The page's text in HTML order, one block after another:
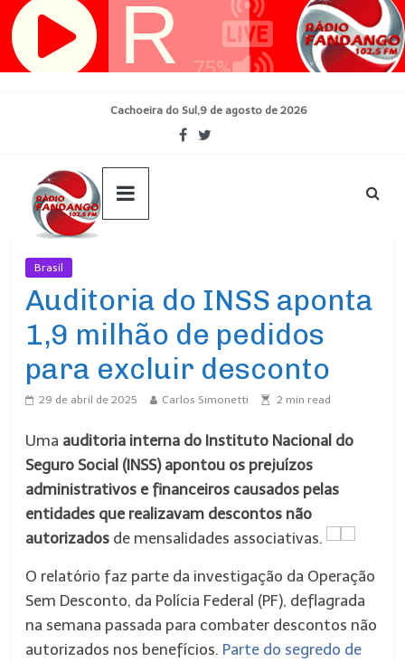
Pular
para
Cachoeira do Sul,9 de agosto de 2026
Brasil
Auditoria do INSS aponta
1,9 milhão de pedidos
para excluir desconto
29 de abril de 2025 Carlos Simonetti 2 min read
Uma auditoria interna do Instituto Nacional do
Seguro Social (INSS) apontou os prejuízos
administrativos e financeiros causados pelas
entidades que realizavam descontos não
autorizados de mensalidades associativas.
O relatório faz parte da investigação da Operação
Sem Desconto, da Polícia Federal (PF), deflagrada
na semana passada para combater descontos não
autorizados nos benefícios. Parte do segredo de